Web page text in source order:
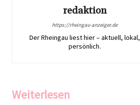
redaktion
https://rheingau-anzeiger.de
Der Rheingau liest hier – aktuell, lokal,
persönlich.
Weiterlesen